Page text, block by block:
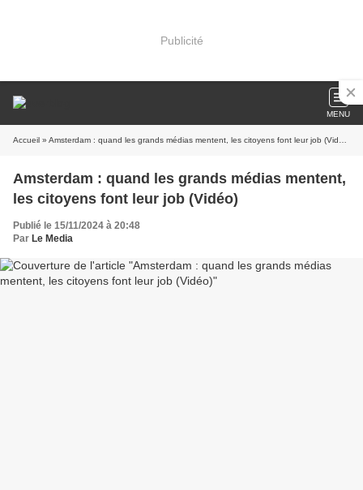
Publicité
MENU
Accueil » Amsterdam : quand les grands médias mentent, les citoyens font leur job (Vidéo)
Amsterdam : quand les grands médias mentent,
les citoyens font leur job (Vidéo)
Publié le 15/11/2024 à 20:48
Par Le Media